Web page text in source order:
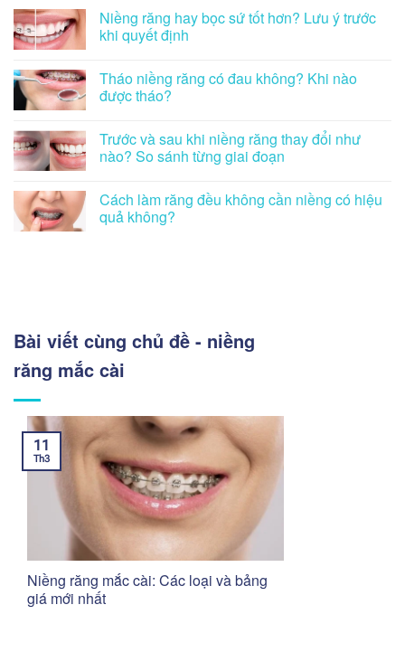
Niềng răng hay bọc sứ tốt hơn? Lưu ý trước
khi quyết định
Tháo niềng răng có đau không? Khi nào
được tháo?
Trước và sau khi niềng răng thay đổi như
nào? So sánh từng giai đoạn
Cách làm răng đều không cần niềng có hiệu
quả không?
Bài viết cùng chủ đề - niềng
răng mắc cài
Niềng răng mắc cài: Các loại và bảng
giá mới nhất
11
Th3